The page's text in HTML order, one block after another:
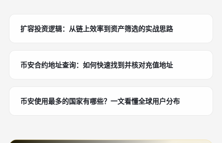
扩容投资逻辑：从链上效率到资产筛选的实战思路
币安合约地址查询：如何快速找到并核对充值地址
币安使用最多的国家有哪些？一文看懂全球用户分布